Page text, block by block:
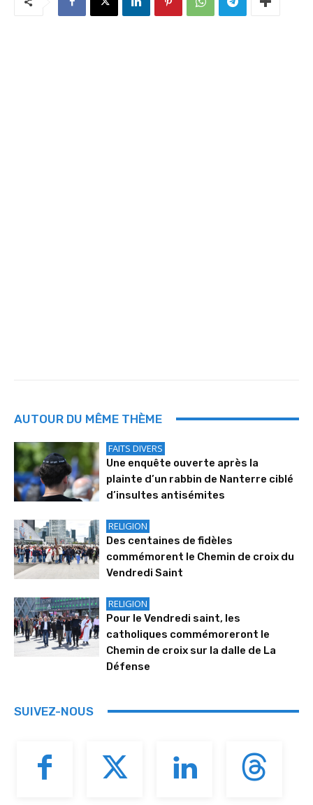
AUTOUR DU MÊME THÈME
FAITS DIVERS
Une enquête ouverte après la
plainte d’un rabbin de Nanterre ciblé
d’insultes antisémites
RELIGION
Des centaines de fidèles
commémorent le Chemin de croix du
Vendredi Saint
RELIGION
Pour le Vendredi saint, les
catholiques commémoreront le
Chemin de croix sur la dalle de La
Défense
SUIVEZ-NOUS